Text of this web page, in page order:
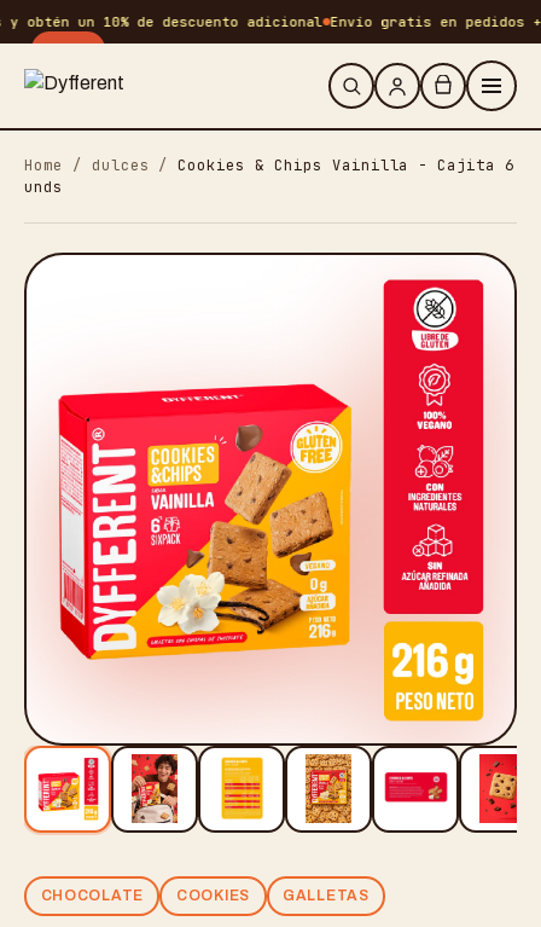
un 10% de descuento adicional Envío gratis en pedidos +S/
Home / dulces /Cookies & Chips Vainilla - Cajita 6
unds
-25%
CHOCOLATE COOKIES GALLETAS